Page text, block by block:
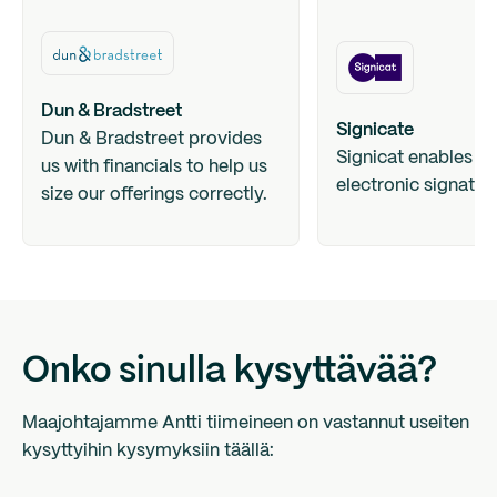
Dun & Bradstreet
Dun & Bradstreet provides
us with financials to help us
size our offerings correctly.
Signicate
Signicat enables
electronic
Onko sinulla kysyttävää?
Maajohtajamme Antti tiimeineen on vastannut useiten
kysyttyihin kysymyksiin täällä: